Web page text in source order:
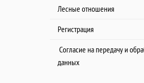
Лесные отношения
Регистрация
Согласие на передачу и
данных